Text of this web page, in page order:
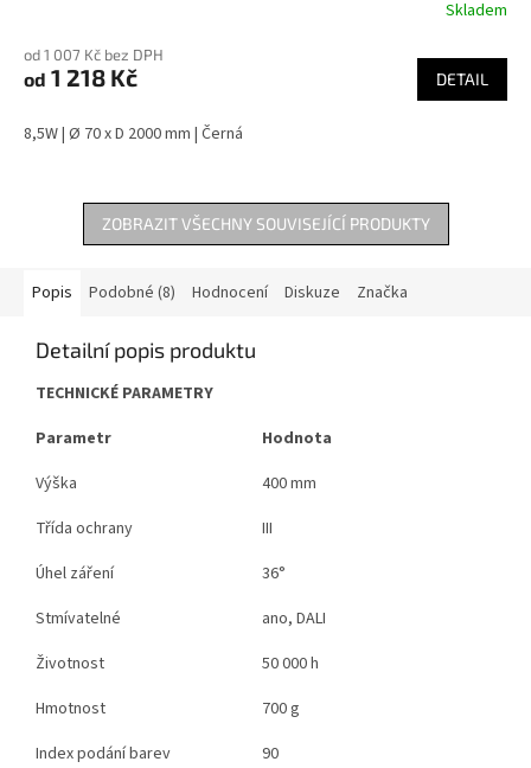
Skladem
od 1 007 Kč bez DPH
od 1 218 Kč DETAIL
8,5W | Ø 70 x D 2000 mm | Černá
ZOBRAZIT VŠECHNY SOUVISEJÍCÍ PRODUKTY
Popis Podobné (8) Hodnocení Diskuze Značka
Detailní popis produktu
TECHNICKÉ PARAMETRY
Parametr
Hodnota
Výška
400 mm
Třída ochrany
III
Úhel záření
36°
Stmívatelné
ano, DALI
Životnost
50 000 h
Hmotnost
700 g
Index podání barev
90